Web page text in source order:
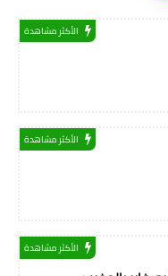
الأكثر مشاهدة
الأكثر مشاهدة
الأكثر مشاهدة